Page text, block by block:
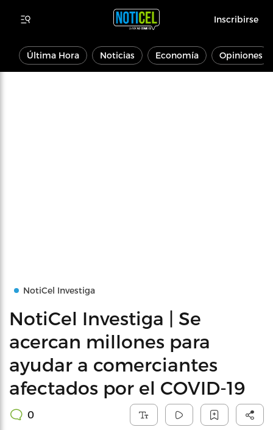
Inscribirse
Última Hora Noticias Economía Opiniones
NotiCel Investiga
NotiCel Investiga | Se
acercan millones para
ayudar a comerciantes
afectados por el COVID-19
0